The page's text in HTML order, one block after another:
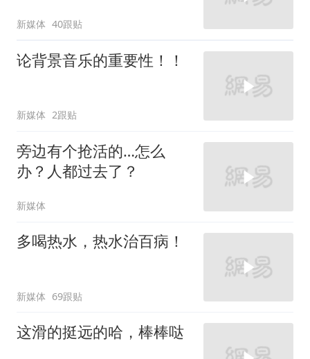
新媒体 40跟贴
论背景音乐的重要性！！
新媒体 2跟贴
旁边有个抢活的…怎么
办？人都过去了？
新媒体
多喝热水，热水治百病！
新媒体 69跟贴
这滑的挺远的哈，棒棒哒